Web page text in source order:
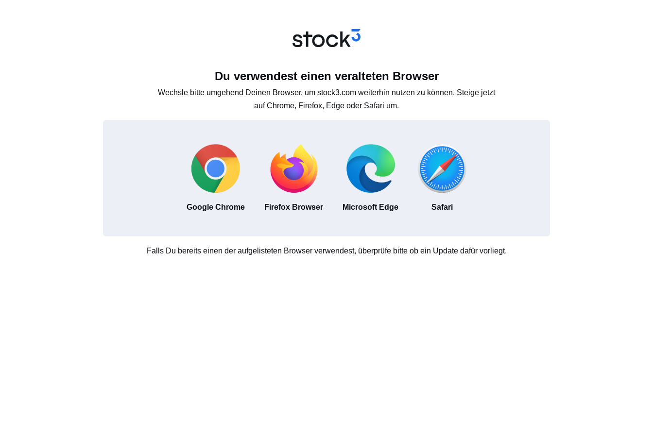
Du verwendest einen veralteten Browser
Wechsle bitte umgehend Deinen Browser, um stock3.com weiterhin nutzen zu können. Steige jetzt
auf Chrome, Firefox, Edge oder Safari um.
Google Chrome Firefox Browser Microsoft Edge Safari
Falls Du bereits einen der aufgelisteten Browser verwendest, überprüfe bitte ob ein Update dafür vorliegt.